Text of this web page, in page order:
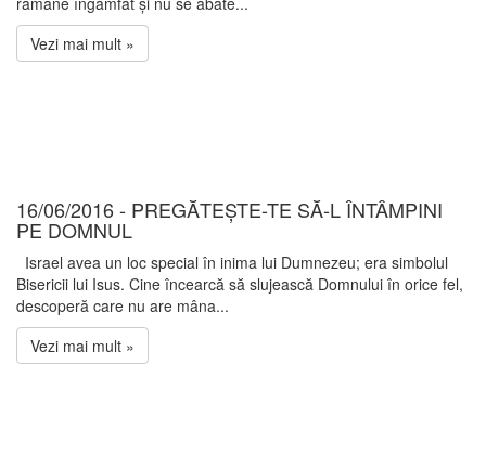
Vezi mai mult »
16/06/2016 - PREGĂTEȘTE-TE SĂ-L ÎNTÂMPINI
PE DOMNUL
Israel avea un loc special în inima lui Dumnezeu; era simbolul
Bisericii lui Isus. Cine încearcă să slujească Domnului în orice fel,
descoperă care nu are mâna...
Vezi mai mult »